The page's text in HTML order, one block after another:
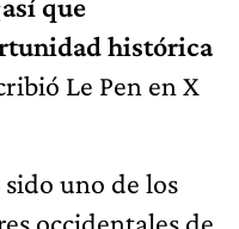
histórica
Le Pen en X
uno de los
occidentales de